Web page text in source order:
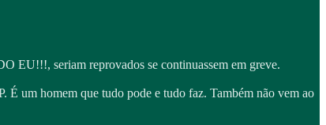
EU!!!, seriam reprovados se continuassem em greve.
É um homem que tudo pode e tudo faz. Também não vem ao